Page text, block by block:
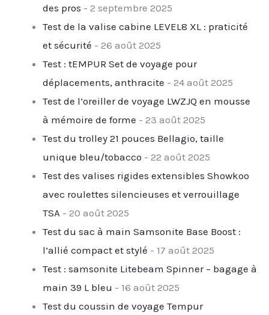
des pros - 2 septembre 2025
Test de la valise cabine LEVEL8 XL : praticité
et sécurité - 26 août 2025
Test : tEMPUR Set de voyage pour
déplacements, anthracite - 24 août 2025
Test de l’oreiller de voyage LWZJQ en mousse
à mémoire de forme - 23 août 2025
Test du trolley 21 pouces Bellagio, taille
unique bleu/tobacco - 22 août 2025
Test des valises rigides extensibles Showkoo
avec roulettes silencieuses et verrouillage
TSA - 20 août 2025
Test du sac à main Samsonite Base Boost :
l’allié compact et stylé - 17 août 2025
Test : samsonite Litebeam Spinner – bagage à
main 39 L bleu - 16 août 2025
Test du coussin de voyage Tempur